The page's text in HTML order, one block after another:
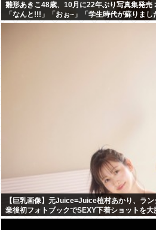
雛形あきこ48歳、10月に22年ぶり写真集発売
「なんと!!!」「おぉ~」「学生時代が蘇りまし
【巨乳画像】元Juice=Juice植村あかり、ラ
業後初フォトブックでSEXY下着ショットを大